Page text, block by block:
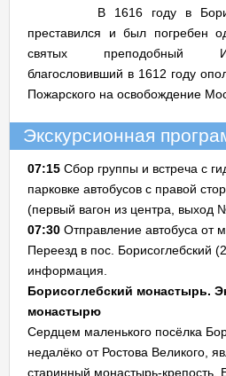
В 1616 году в
преставился и был погребен
святых преподобный
благословивший в 1612 году
Пожарского на освобождение
Экскурсионная
07:15 Сбор группы и встреча с
парковке автобусов с правой
(первый вагон из центра, выход
07:30 Отправление автобуса от
Переезд в пос. Борисоглебский
информация.
Борисоглебский монастырь.
монастырю
Сердцем маленького посёлка
недалёко от Ростова Великого,
старинный монастырь-крепость.